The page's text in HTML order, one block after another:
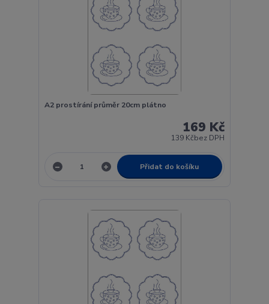
A2 prostírání průměr 20cm plátno
169 Kč
139 Kčbez DPH
Přidat do košíku